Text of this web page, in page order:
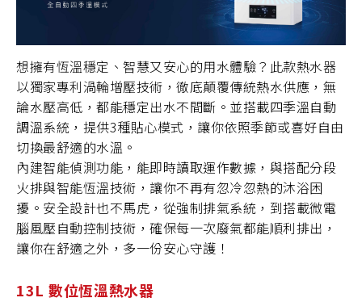
想擁有恆溫穩定、智慧又安心的用水體驗？此款熱水器
以獨家專利渦輪增壓技術，徹底顛覆傳統熱水供應，無
論水壓高低，都能穩定出水不間斷。並搭載四季溫自動
調溫系統，提供3種貼心模式，讓你依照季節或喜好自由
切換最舒適的水溫。
內建智能偵測功能，能即時讀取運作數據，與搭配分段
火排與智能恆溫技術，讓你不再有忽冷忽熱的沐浴困
擾。安全設計也不馬虎，從強制排氣系統，到搭載微電
腦風壓自動控制技術，確保每一次廢氣都能順利排出，
讓你在舒適之外，多一份安心守護！
13L 數位恆溫熱水器